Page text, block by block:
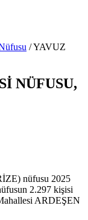
/YAVUZ
NÜFUSU,
nüfusu 2025
2.297 kişisi
ARDEŞEN